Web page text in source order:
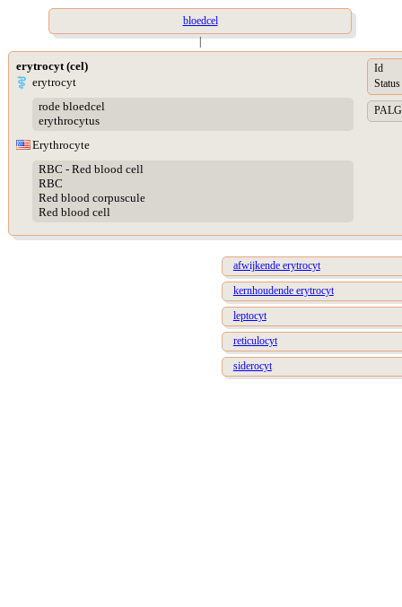
bloedcel
|
erytrocyt (cel)
erytrocyt
rode bloedcel
erythrocytus
Erythrocyte
RBC - Red blood cell
RBC
Red blood corpuscule
Red blood cell
Id
Status
afwijkende erytrocyt
kernhoudende erytrocyt
leptocyt
reticulocyt
siderocyt